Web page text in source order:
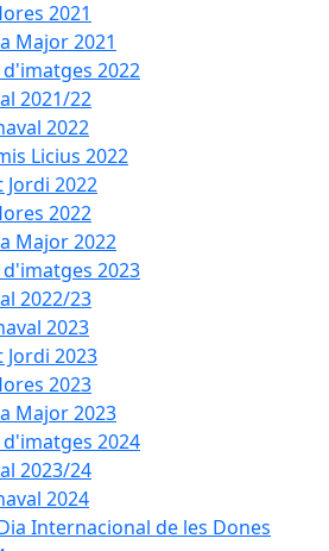
2021
Major 2021
2022
2021/22
2022
Licius 2022
Jordi 2022
2022
Major 2022
2023
2022/23
2023
Jordi 2023
2023
Major 2023
2024
2023/24
2024
Internacional de les Dones